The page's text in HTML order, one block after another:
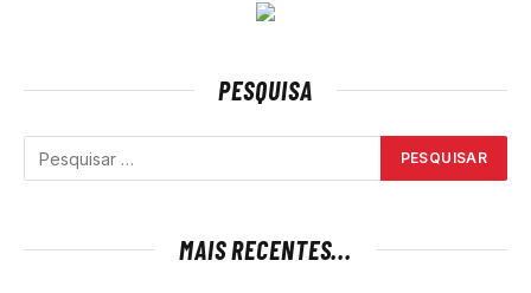
PESQUISA
MAIS RECENTES...